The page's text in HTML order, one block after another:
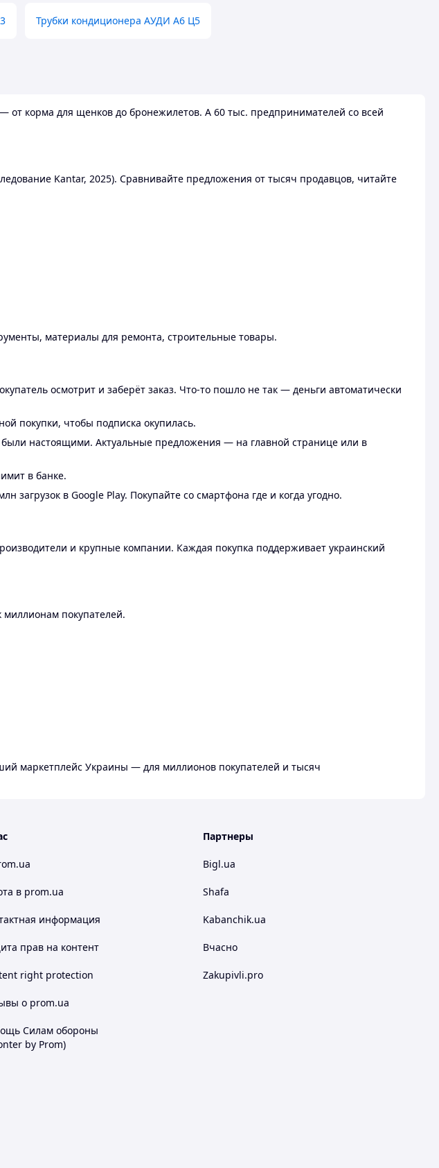
Трубки кондиционера АУДИ А6 Ц5
корма для щенков до бронежилетов. А 60 тыс. предпринимателей со всей
Kantar, 2025). Сравнивайте предложения от тысяч продавцов, читайте
материалы для ремонта, строительные товары.
осмотрит и заберёт заказ. Что-то пошло не так — деньги автоматически
покупки, чтобы подписка окупилась.
настоящими. Актуальные предложения — на главной странице или в
в банке.
загрузок в Google Play. Покупайте со смартфона где и когда угодно.
и крупные компании. Каждая покупка поддерживает украинский
миллионам покупателей.
маркетплейс Украины — для миллионов покупателей и тысяч
в prom.ua
информация
прав на контент
right protection
о prom.ua
Силам обороны
by Prom)
Партнеры
Bigl.ua
Shafa
Kabanchik.ua
Вчасно
Zakupivli.pro